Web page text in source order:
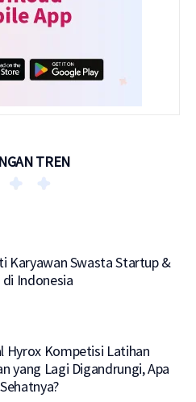
TREN
Karyawan Swasta Startup &
Indonesia
Hyrox Kompetisi Latihan
yang Lagi Digandrungi, Apa